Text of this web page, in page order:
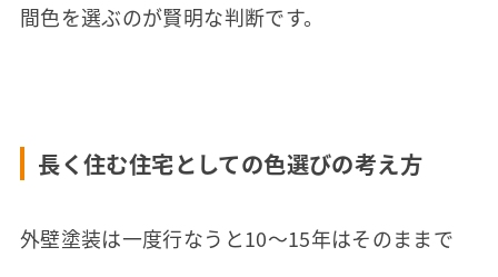
間色を選ぶのが賢明な判断です。
長く住む住宅としての色選びの考え方
外壁塗装は一度行なうと10～15年はそのままで